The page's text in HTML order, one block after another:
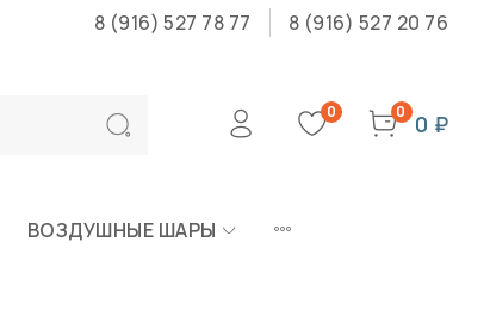
8 (916) 527 78 77 8 (916) 527 20 76
0 0 0 ₽
ВОЗДУШНЫЕ ШАРЫ